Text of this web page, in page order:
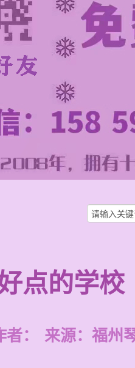
点的学校
者： 来源： 福州